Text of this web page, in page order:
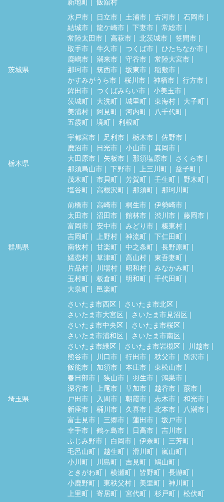
茨城県
水戸市 日立市 土浦市 古河市
石岡市
結城市
龍ケ崎市 下妻市
常総市
常陸太田市
高萩市 北茨城市
笠間市
取手市
牛久市 つくば市
ひたちなか市
鹿嶋市
潮来市 守谷市
常陸大宮市
那珂市
筑西市 坂東市
稲敷市
かすみがうら市
桜川市 神栖市
行方市
鉾田市
つくばみらい市
小美玉市
茨城町
大洗町 城里町 東海村
大子町
美浦村
阿見町 河内町
八千代町
五霞町
境町 利根町
栃木県
宇都宮市 足利市 栃木市
佐野市
鹿沼市
日光市 小山市
真岡市
大田原市
矢板市 那須塩原市
さくら市
那須烏山市
下野市 上三川町
益子町
茂木町
市貝町 芳賀町 壬生町
野木町
塩谷町
高根沢町 那須町 那珂川町
群馬県
前橋市 高崎市 桐生市
伊勢崎市
太田市
沼田市 館林市 渋川市
藤岡市
富岡市
安中市 みどり市
榛東村
吉岡町
上野村 神流町
下仁田町
南牧村
甘楽町 中之条町
長野原町
嬬恋村
草津町 高山村
東吾妻町
片品村
川場村 昭和村
みなかみ町
玉村町
板倉町 明和町
千代田町
大泉町
邑楽町
埼玉県
さいたま市西区
さいたま市北区
さいたま市大宮区
さいたま市見沼区
さいたま市中央区
さいたま市桜区
さいたま市浦和区
さいたま市南区
さいたま市緑区
さいたま市岩槻区
川越市
熊谷市
川口市 行田市 秩父市
所沢市
飯能市
加須市 本庄市
東松山市
春日部市
狭山市 羽生市
鴻巣市
深谷市
上尾市 草加市 越谷市
蕨市
戸田市
入間市 朝霞市 志木市
和光市
新座市
桶川市 久喜市 北本市
八潮市
富士見市
三郷市 蓮田市
坂戸市
幸手市
鶴ヶ島市 日高市
吉川市
ふじみ野市
白岡市 伊奈町
三芳町
毛呂山町
越生町 滑川町
嵐山町
小川町
川島町 吉見町
鳩山町
ときがわ町
横瀬町 皆野町
長瀞町
小鹿野町
東秩父村 美里町
神川町
上里町
寄居町 宮代町 杉戸町 松伏町